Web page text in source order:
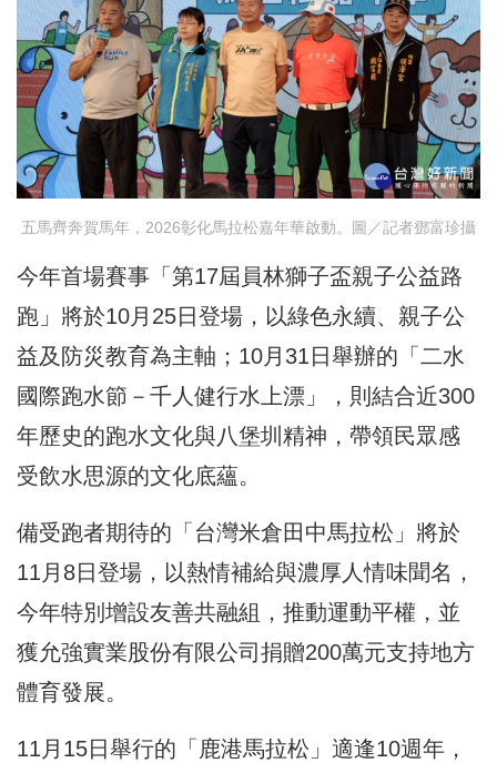
五馬齊奔賀馬年，2026彰化馬拉松嘉年華啟動。圖／記者鄧富珍攝
今年首場賽事「第17屆員林獅子盃親子公益路
跑」將於10月25日登場，以綠色永續、親子公
益及防災教育為主軸；10月31日舉辦的「二水
國際跑水節－千人健行水上漂」，則結合近300
年歷史的跑水文化與八堡圳精神，帶領民眾感
受飲水思源的文化底蘊。
備受跑者期待的「台灣米倉田中馬拉松」將於
11月8日登場，以熱情補給與濃厚人情味聞名，
今年特別增設友善共融組，推動運動平權，並
獲允強實業股份有限公司捐贈200萬元支持地方
體育發展。
11月15日舉行的「鹿港馬拉松」適逢10週年，